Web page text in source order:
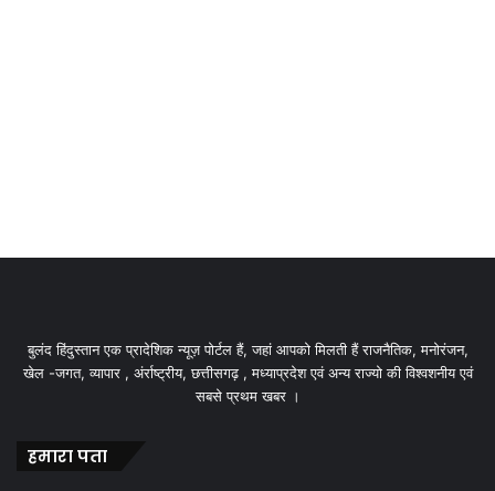
बुलंद हिंदुस्तान एक प्रादेशिक न्यूज़ पोर्टल हैं, जहां आपको मिलती हैं राजनैतिक, मनोरंजन,
खेल -जगत, व्यापार , अंर्राष्ट्रीय, छत्तीसगढ़ , मध्याप्रदेश एवं अन्य राज्यो की विश्वशनीय एवं
सबसे प्रथम खबर ।
हमारा पता